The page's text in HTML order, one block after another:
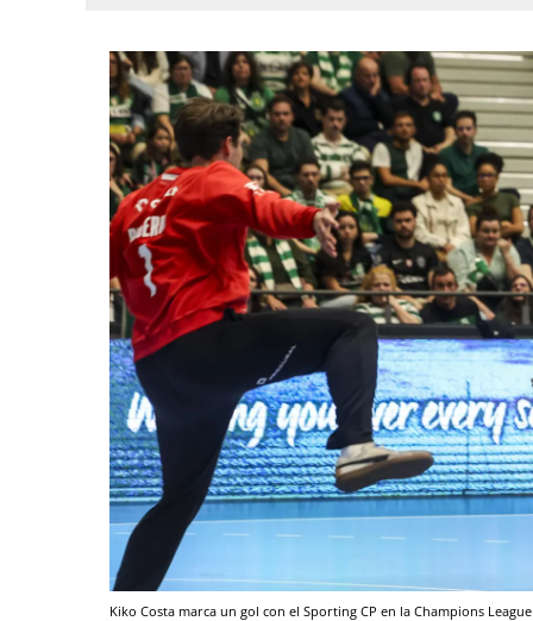
Kiko Costa marca un gol con el Sporting CP en la Champions League